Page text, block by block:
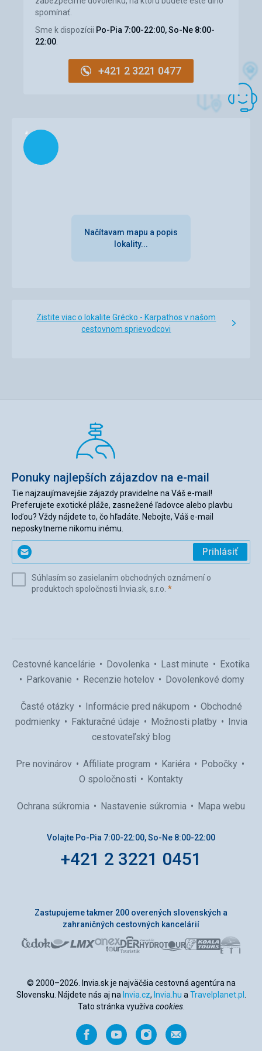
Ubytovanie
Vybavení studia bylo pěkné, časté uklízení a výměna
ručníků.
Táto recenzia bola preložená automaticky pomocou
Google Translate
spomínať.
Sme k dispozícii Po-Pia 7:00-22:00, So-Ne 8:00-
22:00
+421 2 3221 0477
Načítam
Načítavam mapu a popis
lokality...
Zistite viac o lokalite Grécko - Karpathos v našom
cestovnom sprievodcovi
Ponuky najlepších zájazdov na e-mail
Tie najzaujímavejšie zájazdy pravidelne na Váš e-mail!
Preferujete exotické pláže, zasnežené ľadovce alebo plavbu
loďou? Vždy nájdete to, čo hľadáte. Nebojte, Váš e-mail
neposkytneme nikomu inému.
Zadajte
svoj
(povinné)
Prihlásiť
Súhlasím so zasielaním obchodných oznámení o
produktoch spoločnosti Invia.sk, s.r.o. *(povinné)
Cestovné kancelárie Dovolenka Last minute
Exotika
Parkovanie
Recenzie hotelov Dovolenkové domy
Časté otázky Informácie pred nákupom
Obchodné
podmienky
Fakturačné údaje Možnosti platby
Invia
cestovateľský blog
Pre novinárov Affiliate program Kariéra
Pobočky
O spoločnosti
Kontakty
Ochrana súkromia Nastavenie súkromia Mapa webu
Volajte Po-Pia 7:00-22:00, So-Ne 8:00-22:00
+421 2 3221 0451
Zastupujeme takmer 200 overených slovenských a
zahraničných cestovných kancelárií
© 2000–2026. Invia.sk je najväčšia cestovná agentúra na
Slovensku. Nájdete nás aj na Invia.cz, Invia.hu a Travelplanet.pl
Tato stránka využíva cookies.
FacebookYouTubeInstagramOdporučiť